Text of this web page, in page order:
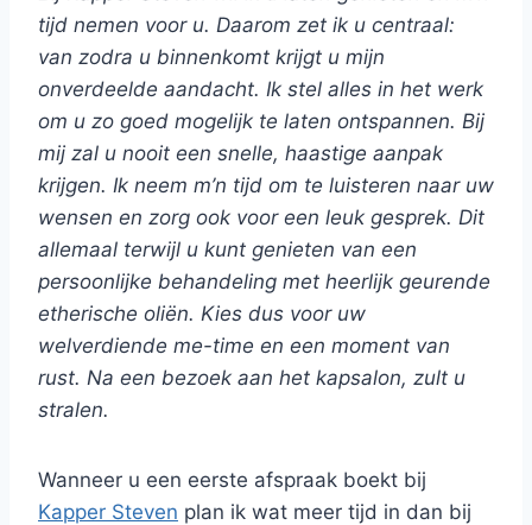
tijd nemen voor u. Daarom zet ik u centraal:
van zodra u binnenkomt krijgt u mijn
onverdeelde aandacht. Ik stel alles in het werk
om u zo goed mogelijk te laten ontspannen. Bij
mij zal u nooit een snelle, haastige aanpak
krijgen. Ik neem m’n tijd om te luisteren naar uw
wensen en zorg ook voor een leuk gesprek. Dit
allemaal terwijl u kunt genieten van een
persoonlijke behandeling met heerlijk geurende
etherische oliën. Kies dus voor uw
welverdiende me-time en een moment van
rust. Na een bezoek aan het kapsalon, zult u
stralen.
Wanneer u een eerste afspraak boekt bij
Kapper Steven plan ik wat meer tijd in dan bij